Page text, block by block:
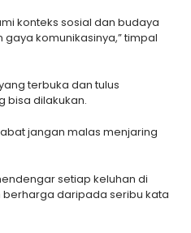
konteks sosial dan budaya
komunikasinya,” timpal
terbuka dan tulus
bisa dilakukan.
jangan malas menjaring
setiap keluhan di
daripada seribu kata